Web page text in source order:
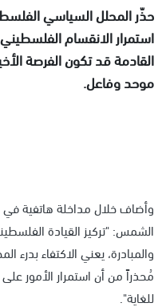
حذّر المحلل السياسي
استمرار الانقسام
القادمة قد تكون الفرصة
موحد وفاعل.
وأضاف خلال مداخلة هاتفية في
الشمس: "تركيز القيادة
والمبادرة، يعني الاكتفاء
مُحذراً من أن استمرار الأمور
للغاية".